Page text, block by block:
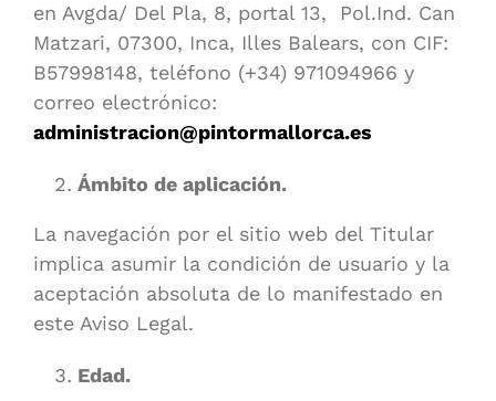
en Avgda/ Del Pla, 8, portal 13, Pol.Ind. Can
Matzari, 07300, Inca, Illes Balears, con CIF:
B57998148, teléfono (+34) 971094966 y
correo electrónico:
administracion@pintormallorca.es
Ámbito de aplicación.
La navegación por el sitio web del Titular
implica asumir la condición de usuario y la
aceptación absoluta de lo manifestado en
este Aviso Legal.
Edad.